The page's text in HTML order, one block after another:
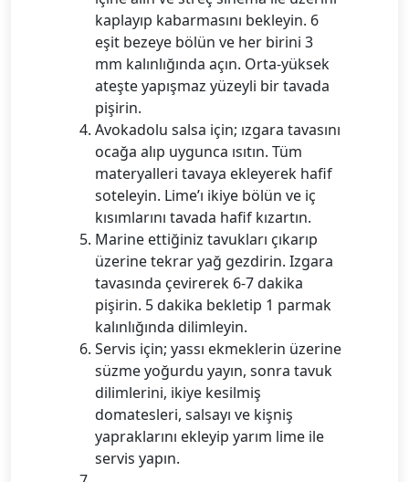
kaplayıp kabarmasını bekleyin. 6
eşit bezeye bölün ve her birini 3
mm kalınlığında açın. Orta-yüksek
ateşte yapışmaz yüzeyli bir tavada
pişirin.
Avokadolu salsa için; ızgara tavasını
ocağa alıp uygunca ısıtın. Tüm
materyalleri tavaya ekleyerek hafif
soteleyin. Lime’ı ikiye bölün ve iç
kısımlarını tavada hafif kızartın.
Marine ettiğiniz tavukları çıkarıp
üzerine tekrar yağ gezdirin. Izgara
tavasında çevirerek 6-7 dakika
pişirin. 5 dakika bekletip 1 parmak
kalınlığında dilimleyin.
Servis için; yassı ekmeklerin üzerine
süzme yoğurdu yayın, sonra tavuk
dilimlerini, ikiye kesilmiş
domatesleri, salsayı ve kişniş
yapraklarını ekleyip yarım lime ile
servis yapın.